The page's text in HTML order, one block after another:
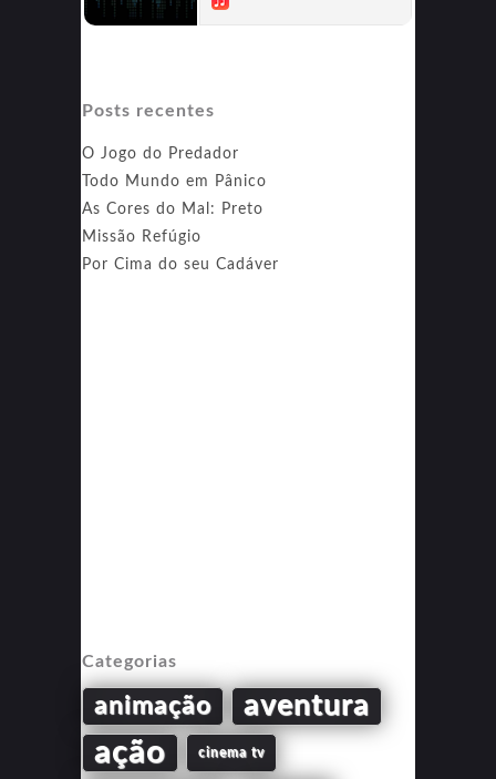
Posts recentes
O Jogo do Predador
Todo Mundo em Pânico
As Cores do Mal: Preto
Missão Refúgio
Por Cima do seu Cadáver
Categorias
animação aventura
ação cinema tv